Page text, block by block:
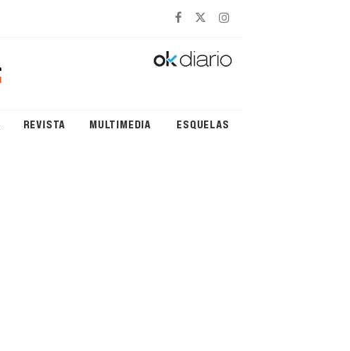
REVISTA MULTIMEDIA ESQUELAS